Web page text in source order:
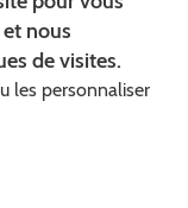
nous
de visites.
les personnaliser